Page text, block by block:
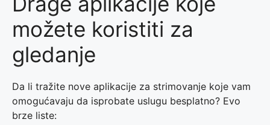
možete koristiti za
gledanje
Da li tražite nove aplikacije za strimovanje koje vam
omogućavaju da isprobate uslugu besplatno? Evo
brze liste: